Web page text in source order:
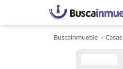
Buscainmueble Casas